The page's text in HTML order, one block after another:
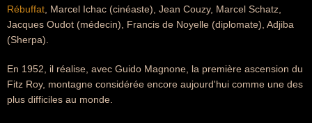
Rébuffat , Marcel Ichac (cinéaste), Jean Couzy, Marcel Schatz,
Jacques Oudot (médecin), Francis de Noyelle (diplomate), Adjiba
(Sherpa).
En 1952, il réalise, avec Guido Magnone, la première ascension du
Fitz Roy, montagne considérée encore aujourd'hui comme une des
plus difficiles au monde.